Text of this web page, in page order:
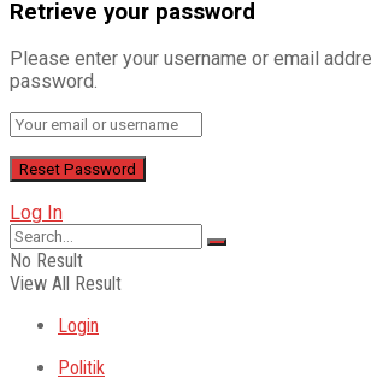
Retrieve your password
Please enter your username or email
password.
Log In
No Result
View All Result
Login
Politik